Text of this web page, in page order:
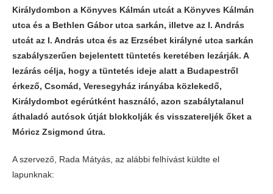
Királydombon a Könyves Kálmán utcát a Könyves Kálmán
utca és a Bethlen Gábor utca sarkán, illetve az I. András
utcát az I. András utca és az Erzsébet királyné utca sarkán
szabályszerűen bejelentett tüntetés keretében lezárják. A
lezárás célja, hogy a tüntetés ideje alatt a Budapestről
érkező, Csomád, Veresegyház irányába közlekedő,
Királydombot egérútként használó, azon szabálytalanul
áthaladó autósok útját blokkolják és visszatereljék őket a
Móricz Zsigmond útra.
A szervező, Rada Mátyás, az alábbi felhívást küldte el
lapunknak: